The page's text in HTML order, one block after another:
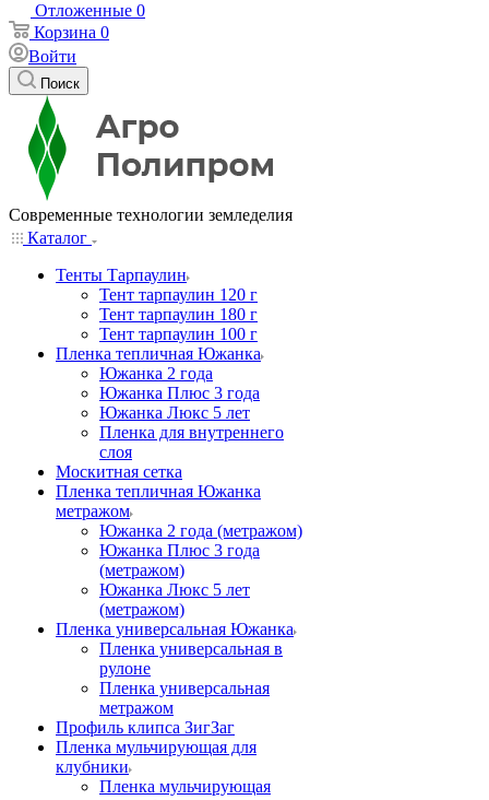
Отложенные 0
Корзина 0
Войти
Поиск
Современные технологии земледелия
Каталог
Тенты Тарпаулин
Тент тарпаулин 120 г
Тент тарпаулин 180 г
Тент тарпаулин 100 г
Пленка тепличная Южанка
Южанка 2 года
Южанка Плюс 3 года
Южанка Люкс 5 лет
Пленка для внутреннего
слоя
Москитная сетка
Пленка тепличная Южанка
метражом
Южанка 2 года (метражом)
Южанка Плюс 3 года
(метражом)
Южанка Люкс 5 лет
(метражом)
Пленка универсальная Южанка
Пленка универсальная в
рулоне
Пленка универсальная
метражом
Профиль клипса ЗигЗаг
Пленка мульчирующая для
клубники
Пленка мульчирующая